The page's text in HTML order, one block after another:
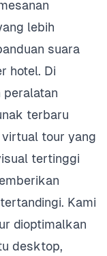
lebih
suara
hotel. Di
peralatan
terbaru
tour yang
tertinggi
Kami
dioptimalkan
desktop,